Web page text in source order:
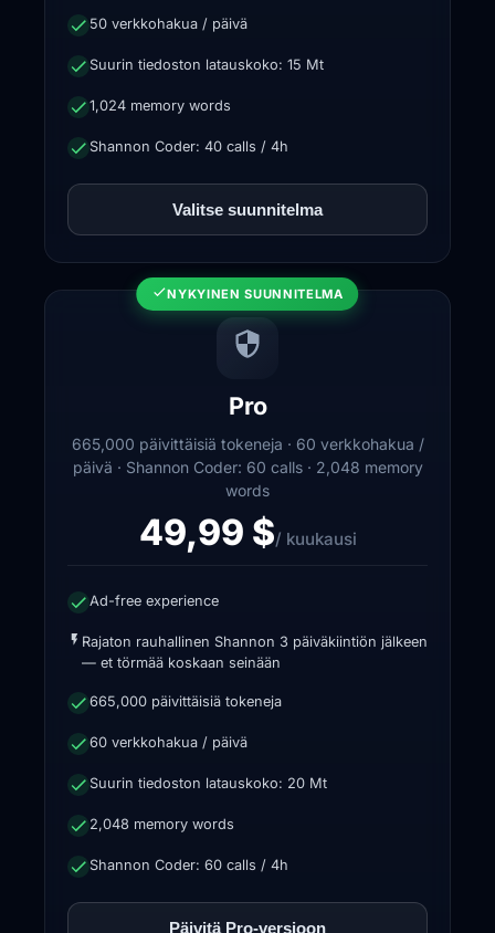
50 verkkohakua / päivä
Suurin tiedoston latauskoko: 15 Mt
1,024 memory words
Shannon Coder: 40 calls / 4h
Valitse suunnitelma
NYKYINEN SUUNNITELMA
Pro
665,000 päivittäisiä tokeneja · 60 verkkohakua /
päivä · Shannon Coder: 60 calls · 2,048 memory
words
49,99 $/ kuukausi
Ad-free experience
Rajaton rauhallinen Shannon 3 päiväkiintiön jälkeen
— et törmää koskaan seinään
665,000 päivittäisiä tokeneja
60 verkkohakua / päivä
Suurin tiedoston latauskoko: 20 Mt
2,048 memory words
Shannon Coder: 60 calls / 4h
Päivitä Pro-versioon